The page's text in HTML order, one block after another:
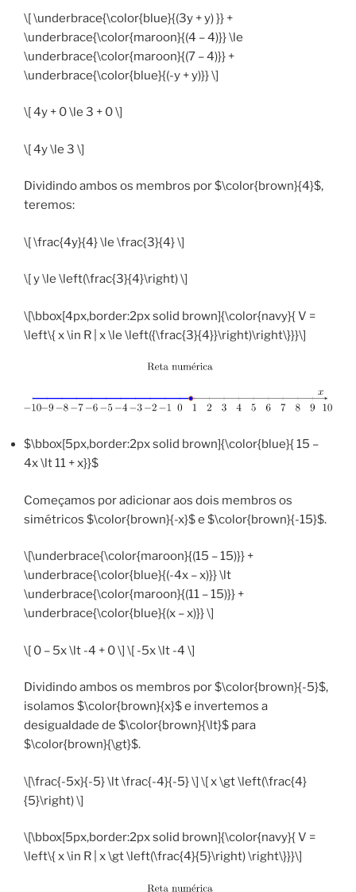
\[ \underbrace{\color{blue}{(3y + y) }} +
\underbrace{\color{maroon}{(4 – 4)}} \le
\underbrace{\color{maroon}{(7 – 4)}} +
\underbrace{\color{blue}{(-y + y)}} \]
\[ 4y + 0 \le 3 + 0 \]
\[ 4y \le 3 \]
Dividindo ambos os membros por $\color{brown}{4}$,
teremos:
\[ \frac{4y}{4} \le \frac{3}{4} \]
\[ y \le \left(\frac{3}{4}\right) \]
\[\bbox[4px,border:2px solid brown]{\color{navy}{ V =
\left\{ x \in R | x \le \left({\frac{3}{4}}\right)\right\}}}\]
$\bbox[5px,border:2px solid brown]{\color{blue}{ 15 –
4x \lt 11 + x}}$
Começamos por adicionar aos dois membros os
simétricos $\color{brown}{-x}$ e $\color{brown}{-15}$.
\[\underbrace{\color{maroon}{(15 – 15)}} +
\underbrace{\color{blue}{(-4x – x)}} \lt
\underbrace{\color{maroon}{(11 – 15)}} +
\underbrace{\color{blue}{(x – x)}} \]
\[ 0 – 5x \lt -4 + 0 \] \[ -5x \lt -4 \]
Dividindo ambos os membros por $\color{brown}{-5}$,
isolamos $\color{brown}{x}$ e invertemos a
desigualdade de $\color{brown}{\lt}$ para
$\color{brown}{\gt}$.
\[\frac{-5x}{-5} \lt \frac{-4}{-5} \] \[ x \gt \left(\frac{4}
{5}\right) \]
\[\bbox[5px,border:2px solid brown]{\color{navy}{ V =
\left\{ x \in R | x \gt \left(\frac{4}{5}\right) \right\}}}\]